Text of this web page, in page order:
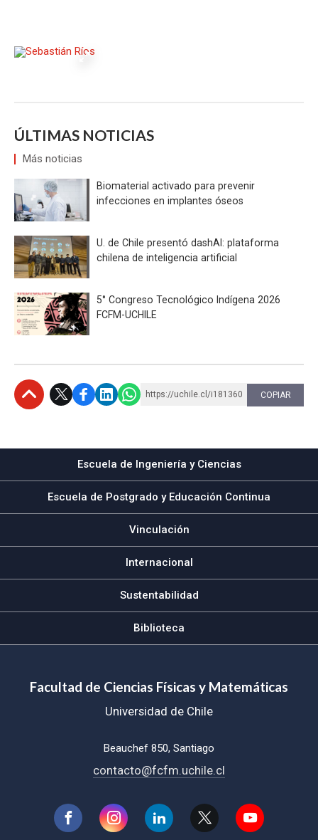
ÚLTIMAS NOTICIAS
Más noticias
Biomaterial activado para prevenir
infecciones en implantes óseos
U. de Chile presentó dashAI: plataforma
chilena de inteligencia artificial
5° Congreso Tecnológico Indígena 2026
FCFM-UCHILE
https://uchile.cl/i181360 COPIAR
Escuela de Ingeniería y Ciencias
Escuela de Postgrado y Educación Continua
Vinculación
Internacional
Sustentabilidad
Biblioteca
Facultad de Ciencias Físicas y Matemáticas
Universidad de Chile
Beauchef 850, Santiago
contacto@fcfm.uchile.cl